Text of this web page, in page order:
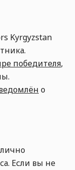
Kyrgyzstan
победителя,
о
Если вы не